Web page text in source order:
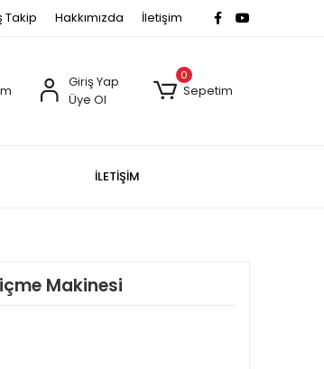
Takip Hakkımızda İletişim
Giriş Yap
Üye Ol
0
Sepetim
İLETİŞİM
Makinesi